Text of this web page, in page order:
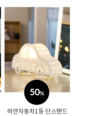
50%
하얀자동차1등 단스탠드